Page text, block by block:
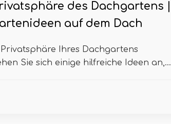
des Dachgartens |
auf dem Dach
Ihres Dachgartens
Sie sich einige hilfreiche Ideen an,...